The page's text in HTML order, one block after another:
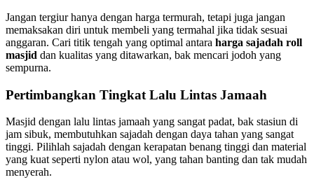
Jangan tergiur hanya dengan harga termurah, tetapi juga jangan
memaksakan diri untuk membeli yang termahal jika tidak sesuai
anggaran. Cari titik tengah yang optimal antara harga sajadah roll
masjid dan kualitas yang ditawarkan, bak mencari jodoh yang
sempurna.
Pertimbangkan Tingkat Lalu Lintas Jamaah
Masjid dengan lalu lintas jamaah yang sangat padat, bak stasiun di
jam sibuk, membutuhkan sajadah dengan daya tahan yang sangat
tinggi. Pilihlah sajadah dengan kerapatan benang tinggi dan material
yang kuat seperti nylon atau wol, yang tahan banting dan tak mudah
menyerah.